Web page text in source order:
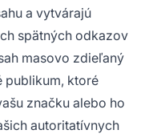
a vytvárajú
spätných odkazov
masovo zdieľaný
publikum, ktoré
značku alebo ho
autoritatívnych